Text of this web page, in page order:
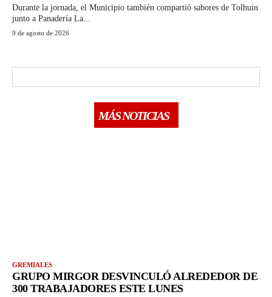
Durante la jornada, el Municipio también compartió sabores de Tolhuin
junto a Panadería La...
9 de agosto de 2026
MÁS NOTICIAS
GREMIALES
GRUPO MIRGOR DESVINCULÓ ALREDEDOR DE
300 TRABAJADORES ESTE LUNES